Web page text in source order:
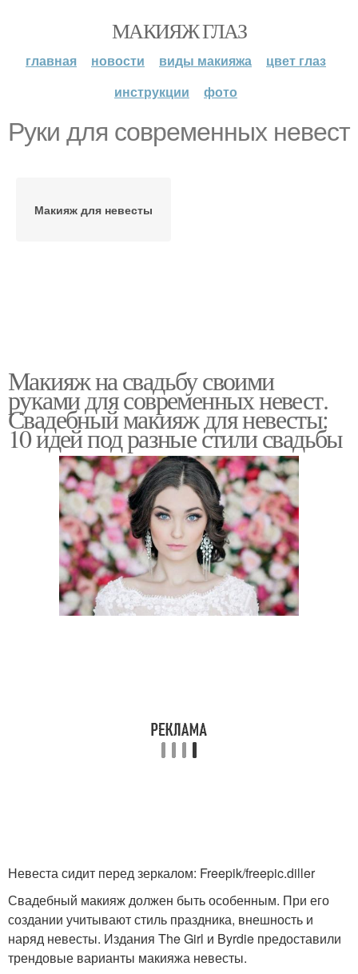
МАКИЯЖ ГЛАЗ
главная новости виды макияжа
цвет глаз
инструкции
фото
Руки для современных невест
Макияж для невесты
Макияж на свадьбу своими
руками для современных невест.
Свадебный макияж для невесты:
10 идей под разные стили свадьбы
Невеста сидит перед зеркалом: Freepik/freepic.diller
Свадебный макияж должен быть особенным. При его
создании учитывают стиль праздника, внешность и
наряд невесты. Издания The Girl и Byrdie предоставили
трендовые варианты макияжа невесты.